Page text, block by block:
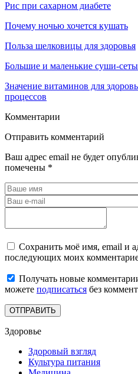
Рис при сахарном диабете
Почему ночью хочется кушать
Польза шелковицы для здоровья
Большие и маленькие суши-
Значение витаминов для
процессов
Комментарии
Отправить комментарий
Ваш адрес email не будет
помечены *
Сохранить моё имя, email и
последующих моих
Получать новые
можете подписаться без
Здоровье
Здоровый взгляд
Культура питания